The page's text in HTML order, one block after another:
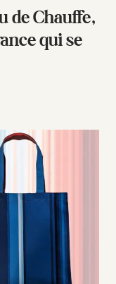
de Chauffe,
qui se